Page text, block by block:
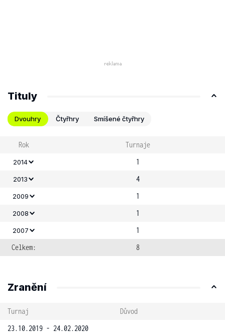
Tituly
Dvouhry Čtyřhry Smíšené čtyřhry
Rok Turnaje
2014 1
2013 4
2009 1
2008 1
2007
1
Celkem:
8
Zranění
Turnaj
Důvod
23.10.2019 - 24.02.2020